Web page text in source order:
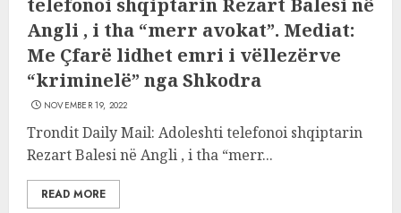
telefonoi shqiptarin Rezart Balesi në
Angli , i tha “merr avokat”. Mediat:
Me Çfarë lidhet emri i vëllezërve
“kriminelë” nga Shkodra
NOVEMBER 19, 2022
Trondit Daily Mail: Adoleshti telefonoi shqiptarin
Rezart Balesi në Angli , i tha “merr...
READ MORE